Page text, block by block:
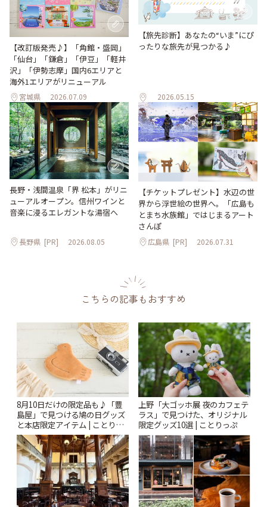
【改訂版発売♪】「角館・盛岡」
「仙台」「鎌倉」「伊豆」「軽井
沢」「伊勢志摩」国内6エリアと
海外1エリアがリニューアル
宮城県 2026.07.09
【旅先診断】あなたの“いま”にぴ
ったりな旅先が見つかる♪
2026.05.15
長野・浅間温泉「界 松本」がリニ
ューアルオープン。信州ワインと
音楽に浸るエレガントな湯宿へ
長野県 [PR] 2026.08.05
【チケットプレゼント】水辺の世
界から浮世絵の世界へ。「広島も
とまち水族館」ではじまるアート
さんぽ
広島県 [PR] 2026.07.31
こちらの記事もおすすめ
8月10日だけの限定品も♪「豊
島屋」で見つける鳩の日グッズ
と本店限定アイテム | ことりっ
ぷ
上野「大ゴッホ展 夜のカフェテ
ラス」で見つけた、オリジナル
限定グッズ10選 | ことりっぷ